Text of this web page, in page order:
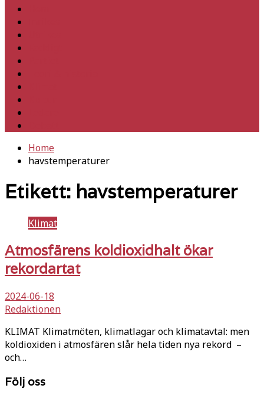
Home
havstemperaturer
Etikett: havstemperaturer
Klimat
Atmosfärens koldioxidhalt ökar
rekordartat
2024-06-18
Redaktionen
KLIMAT Klimatmöten, klimatlagar och klimatavtal: men
koldioxiden i atmosfären slår hela tiden nya rekord –
och…
Följ oss